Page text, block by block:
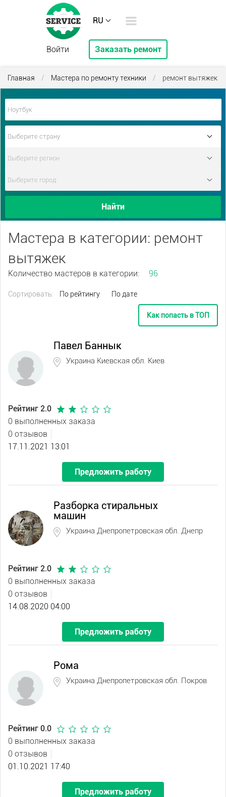
RU
Войти Заказать ремонт
Главная / Мастера по ремонту техники / ремонт вытяжек
Найти
Мастера в категории: ремонт
вытяжек
Количество мастеров в категории: 96
Сортировать: По рейтингу По дате
Как попасть в ТОП
Павел Баннык
Украина Киевская обл. Киев
Рейтинг 2.0
0 выполненных заказа
0 отзывов
17.11.2021 13:01
Предложить работу
Разборка стиральных
машин
Украина Днепропетровская обл. Днепр
Рейтинг 2.0
0 выполненных заказа
0 отзывов
14.08.2020 04:00
Предложить работу
Рома
Украина Днепропетровская обл. Покров
Рейтинг 0.0
0 выполненных заказа
0 отзывов
01.10.2021 17:40
Предложить работу